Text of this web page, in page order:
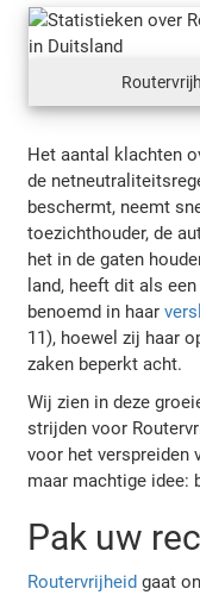
Het aantal klachten
de
beschermt, neemt
toezichthouder, de
het in de gaten
land, heeft dit als
benoemd in haar
11), hoewel zij haar
zaken beperkt acht.
Wij zien in deze
strijden voor
voor het verspreiden
maar machtige idee:
Pak uw
Routervrijheid gaat